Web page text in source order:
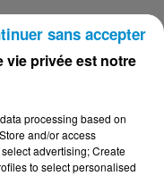
vie privée est notre
processing based on
and/or access
advertising; Create
to select personalised
sans accepter